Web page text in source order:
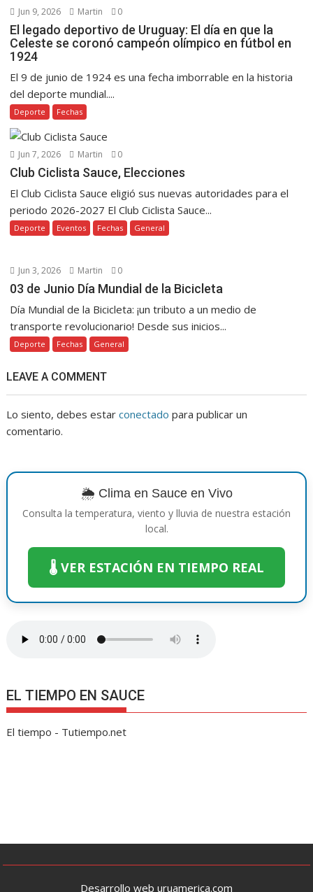
Jun 9, 2026 Martin 0
El legado deportivo de Uruguay: El día en que la
Celeste se coronó campeón olímpico en fútbol en
1924
El 9 de junio de 1924 es una fecha imborrable en la historia
del deporte mundial....
Deporte Fechas
Jun 7, 2026 Martin 0
Club Ciclista Sauce, Elecciones
El Club Ciclista Sauce eligió sus nuevas autoridades para el
periodo 2026-2027 El Club Ciclista Sauce...
Deporte Eventos Fechas General
Jun 3, 2026 Martin 0
03 de Junio Día Mundial de la Bicicleta
Día Mundial de la Bicicleta: ¡un tributo a un medio de
transporte revolucionario! Desde sus inicios...
Deporte Fechas General
LEAVE A COMMENT
Lo siento, debes estarconectado para publicar un
comentario.
🌦️ Clima en Sauce en Vivo
Consulta la temperatura, viento y lluvia de nuestra estación
local.
🌡️ VER ESTACIÓN EN TIEMPO REAL
EL TIEMPO EN SAUCE
El tiempo - Tutiempo.net
Desarrollo web uruamerica.com